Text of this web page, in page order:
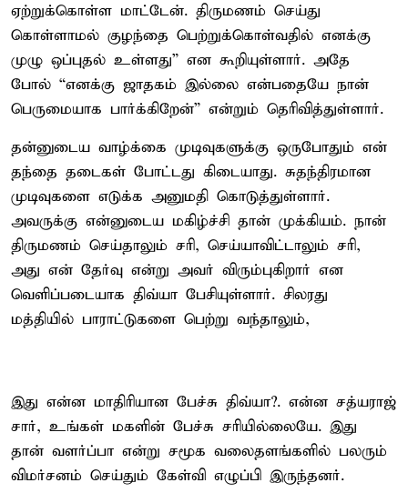
ஏற்றுக்கொள்ள மாட்டேன். திருமணம் செய்து
கொள்ளாமல் குழந்தை பெற்றுக்கொள்வதில் எனக்கு
முழு ஒப்புதல் உள்ளது” என கூறியுள்ளார். அதே
போல் “எனக்கு ஜாதகம் இல்லை என்பதையே நான்
பெருமையாக பார்க்கிறேன்” என்றும் தெரிவித்துள்ளார்.
தன்னுடைய வாழ்க்கை முடிவுகளுக்கு ஒருபோதும் என்
தந்தை தடைகள் போட்டது கிடையாது. சுதந்திரமான
முடிவுகளை எடுக்க அனுமதி கொடுத்துள்ளார்.
அவருக்கு என்னுடைய மகிழ்ச்சி தான் முக்கியம். நான்
திருமணம் செய்தாலும் சரி, செய்யாவிட்டாலும் சரி,
அது என் தேர்வு என்று அவர் விரும்புகிறார் என
வெளிப்படையாக திவ்யா பேசியுள்ளார். சிலரது
மத்தியில் பாராட்டுகளை பெற்று வந்தாலும்,
இது என்ன மாதிரியான பேச்சு திவ்யா?. என்ன சத்யராஜ்
சார், உங்கள் மகளின் பேச்சு சரியில்லையே. இது
தான் வளர்ப்பா என்று சமூக வலைதளங்களில் பலரும்
விமர்சனம் செய்தும் கேள்வி எழுப்பி இருந்தனர்.